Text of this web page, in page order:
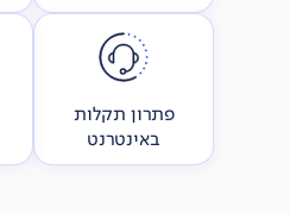
פתרון תקלות
באינטרנט